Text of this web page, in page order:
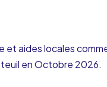
et aides locales
en Octobre 2026.